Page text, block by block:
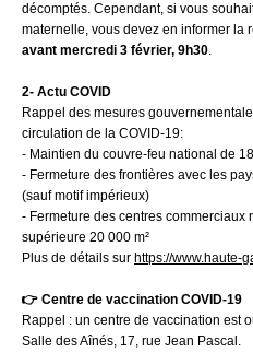
décomptés. Cependant, si vous
maternelle, vous devez en informer la
avant mercredi 3 février, 9h30.
2- Actu COVID
Rappel des mesures
circulation de la COVID-19:
- Maintien du couvre-feu national de
- Fermeture des frontières avec les
(sauf motif impérieux)
- Fermeture des centres commerciaux
supérieure 20 000 m²
Plus de détails sur https://www.haute-
👉 Centre de vaccination COVID-19
Rappel : un centre de vaccination est
Salle des Aînés, 17, rue Jean Pascal.